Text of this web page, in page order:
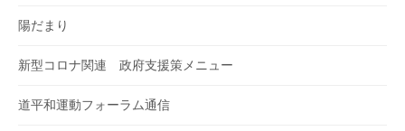
陽だまり
新型コロナ関連 政府支援策メニュー
道平和運動フォーラム通信